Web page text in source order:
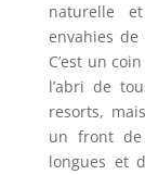
naturelle
envahies
C’est un
l’abri de
resorts,
un front de
longues et